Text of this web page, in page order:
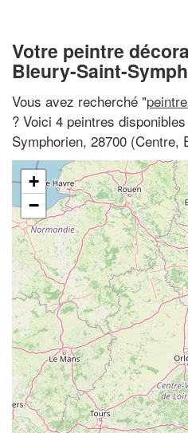
Votre peintre
Bleury-Saint-
Vous avez recherché "
? Voici 4 peintres
Symphorien, 28700 (Centre,
+
−